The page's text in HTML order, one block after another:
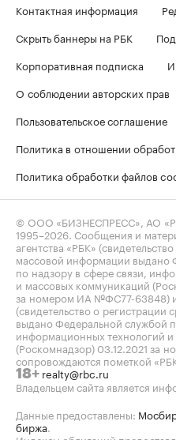
Контактная информация
Скрыть баннеры на РБК
Корпоративная подписка
О соблюдении авторских прав
Пользовательское соглашение
Политика в отношении
Политика обработки файлов
© ООО «БИЗНЕСПРЕСС», АО
1995–2026. Сообщения и
агентства «РБК»
массовой информации выдано
по надзору в сфере связи,
и массовых коммуникаций
за номером ИА №ФС77-63848) и
(свидетельство о
выдано Федеральной службой
информационных технологий
(Роскомнадзор) 03.12.2021 за
сопровождаются пометкой
18+ realty@rbc.ru
Владельцем сайта является
Данные предоставлены:
биржа.